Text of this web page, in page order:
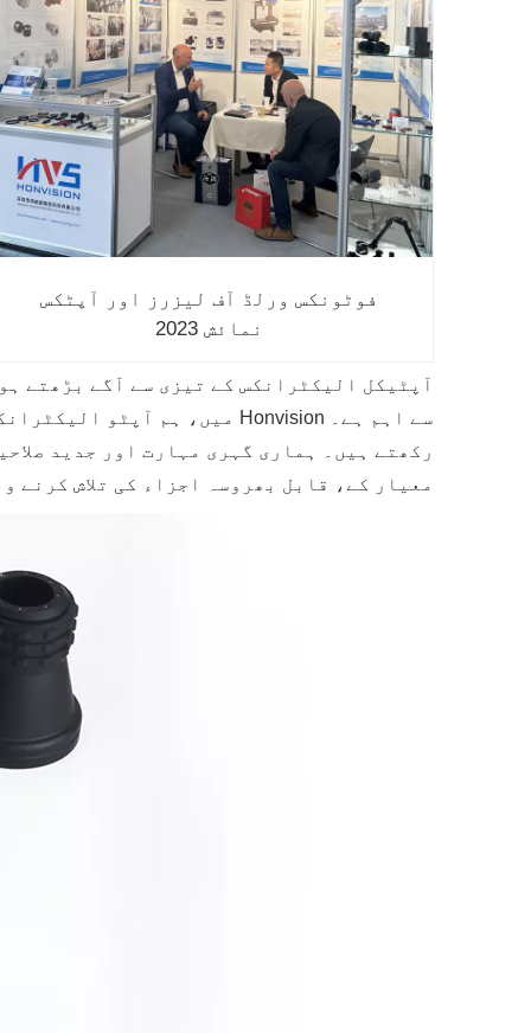
فوٹونکس ورلڈ آف لیزرز اور آپٹکس
نمائش 2023
آپٹیکل الیکٹرانکس کے تیزی سے آگے بڑھتے
رکھتے ہیں۔ ہماری گہری مہارت اور جدید
معیار کے، قابل بھروسہ اجزاء کی تلاش کرنے